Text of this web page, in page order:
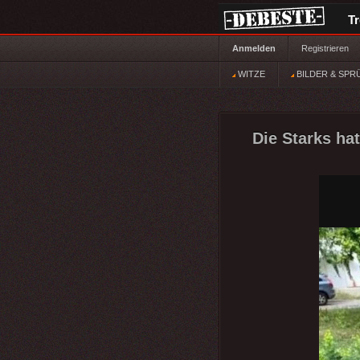
Anmelden Registrieren
WITZE BILDER &
Die Starks